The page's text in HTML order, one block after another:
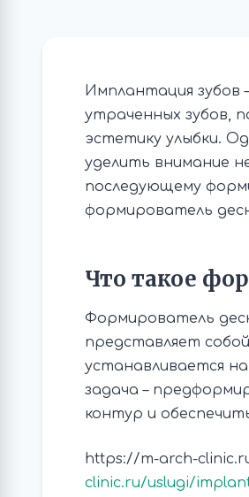
Имплантация зубов
утраченных зубов,
эстетику улыбки.
уделить внимание
последующему
формирователь
Что такое
Формирователь
представляет
устанавливается
задача –
контур и
https://m-arch-
clinic.ru/uslugi/